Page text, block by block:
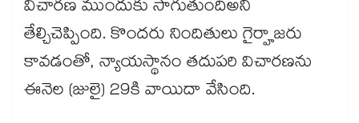
విచారణ ముందుకు సాగుతుందిఅని
తేల్చిచెప్పింది. కొందరు నిందితులు గైర్హాజరు
కావడంతో, న్యాయస్థానం తదుపరి విచారణను
ఈనెల (జులై) 29కి వాయిదా వేసింది.